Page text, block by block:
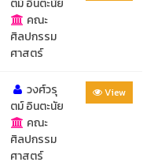
ตม์ อินตะนัย
คณะ
ศิลปกรรม
ศาสตร์
วงศ์วรุ
ตม์ อินตะนัย
คณะ
ศิลปกรรม
ศาสตร์
View